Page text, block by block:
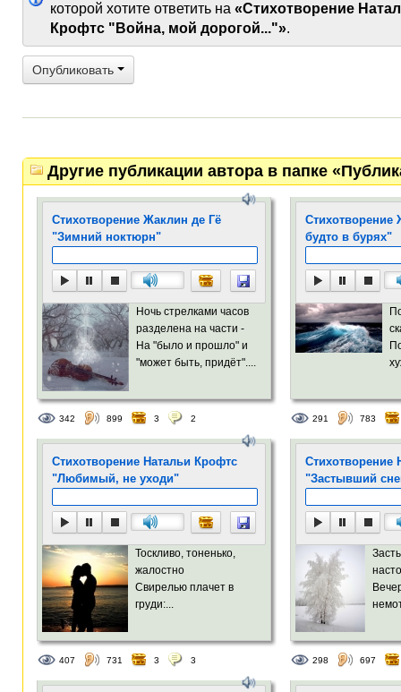
которой хотите ответить на «Стихотворение
Крофтс "Война, мой дорогой..."».
Опубликовать
Другие публикации автора в папке
Стихотворение Жаклин де Гё
"Зимний ноктюрн"
Ночь стрелками часов
разделена на части -
На "было и прошло" и
"может быть, придёт"....
342 899 3 2
Стихотворение
будто в бурях"
291 783
Стихотворение Натальи Крофтс
"Любимый, не уходи"
Тоскливо, тоненько,
жалостно
Свирелью плачет в
груди:...
407 731 3 3
Стихотворение
"Застывший
298 697